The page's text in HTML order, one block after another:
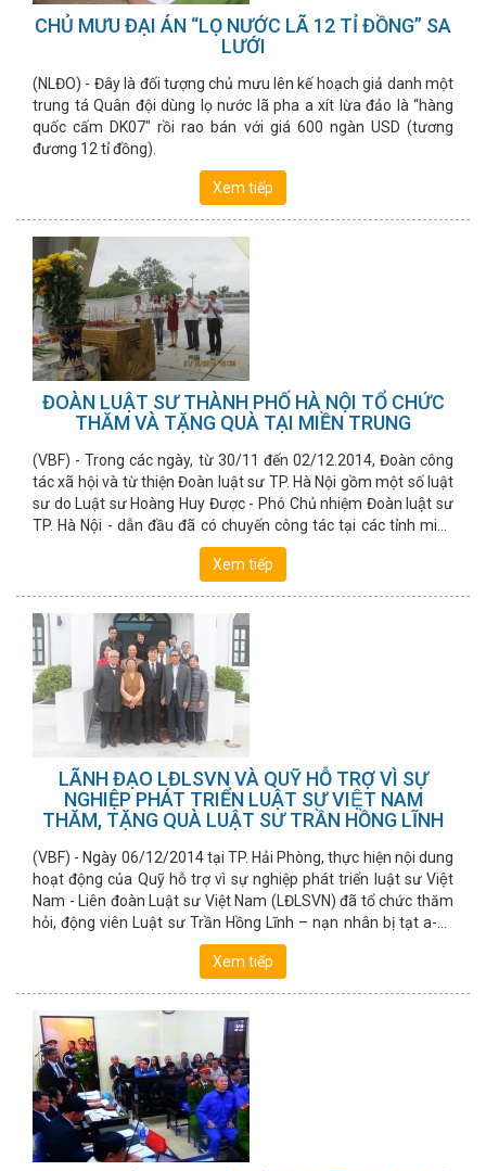
CHỦ MƯU ĐẠI ÁN “LỌ NƯỚC LÃ 12 TỈ ĐỒNG” SA
LƯỚI
(NLĐO) - Đây là đối tượng chủ mưu lên kế hoạch giả danh một
trung tá Quân đội dùng lọ nước lã pha a xít lừa đảo là “hàng
quốc cấm DK07" rồi rao bán với giá 600 ngàn USD (tương
đương 12 tỉ đồng).
Xem tiếp
ĐOÀN LUẬT SƯ THÀNH PHỐ HÀ NỘI TỔ CHỨC
THĂM VÀ TẶNG QUÀ TẠI MIỀN TRUNG
(VBF) - Trong các ngày, từ 30/11 đến 02/12.2014, Đoàn công
tác xã hội và từ thiện Đoàn luật sư TP. Hà Nội gồm một số luật
sư do Luật sư Hoàng Huy Được - Phó Chủ nhiệm Đoàn luật sư
TP. Hà Nội - dẫn đầu đã có chuyến công tác tại các tỉnh miền
Xem tiếp
LÃNH ĐẠO LĐLSVN VÀ QUỸ HỖ TRỢ VÌ SỰ
NGHIỆP PHÁT TRIỂN LUẬT SƯ VIỆT NAM
THĂM, TẶNG QUÀ LUẬT SƯ TRẦN HỒNG LĨNH
(VBF) - Ngày 06/12/2014 tại TP. Hải Phòng, thực hiện nội dung
hoạt động của Quỹ hỗ trợ vì sự nghiệp phát triển luật sư Việt
Nam - Liên đoàn Luật sư Việt Nam (LĐLSVN) đã tổ chức thăm
hỏi, động viên Luật sư Trần Hồng Lĩnh – nạn nhân bị tạt a-xít
gây thương tật nặng trong vụ án đặc biệt nghiêm trọng diễn ra
tại thành phố Hải Phòng cách nay đã hai năm.
Xem tiếp